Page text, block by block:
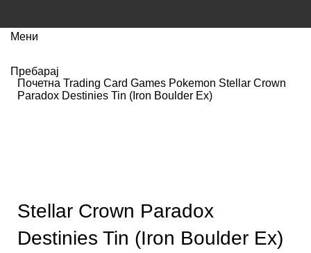
Мени
Пребарај
Почетна Trading Card Games Pokemon Stellar Crown
Paradox Destinies Tin (Iron Boulder Ex​)
Stellar Crown Paradox
Destinies Tin (Iron Boulder Ex​)